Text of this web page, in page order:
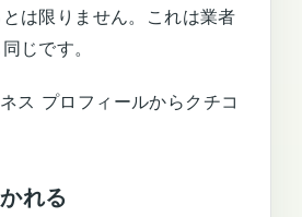
は限りません。これは業者
じです。
ス プロフィールからクチコ
れる